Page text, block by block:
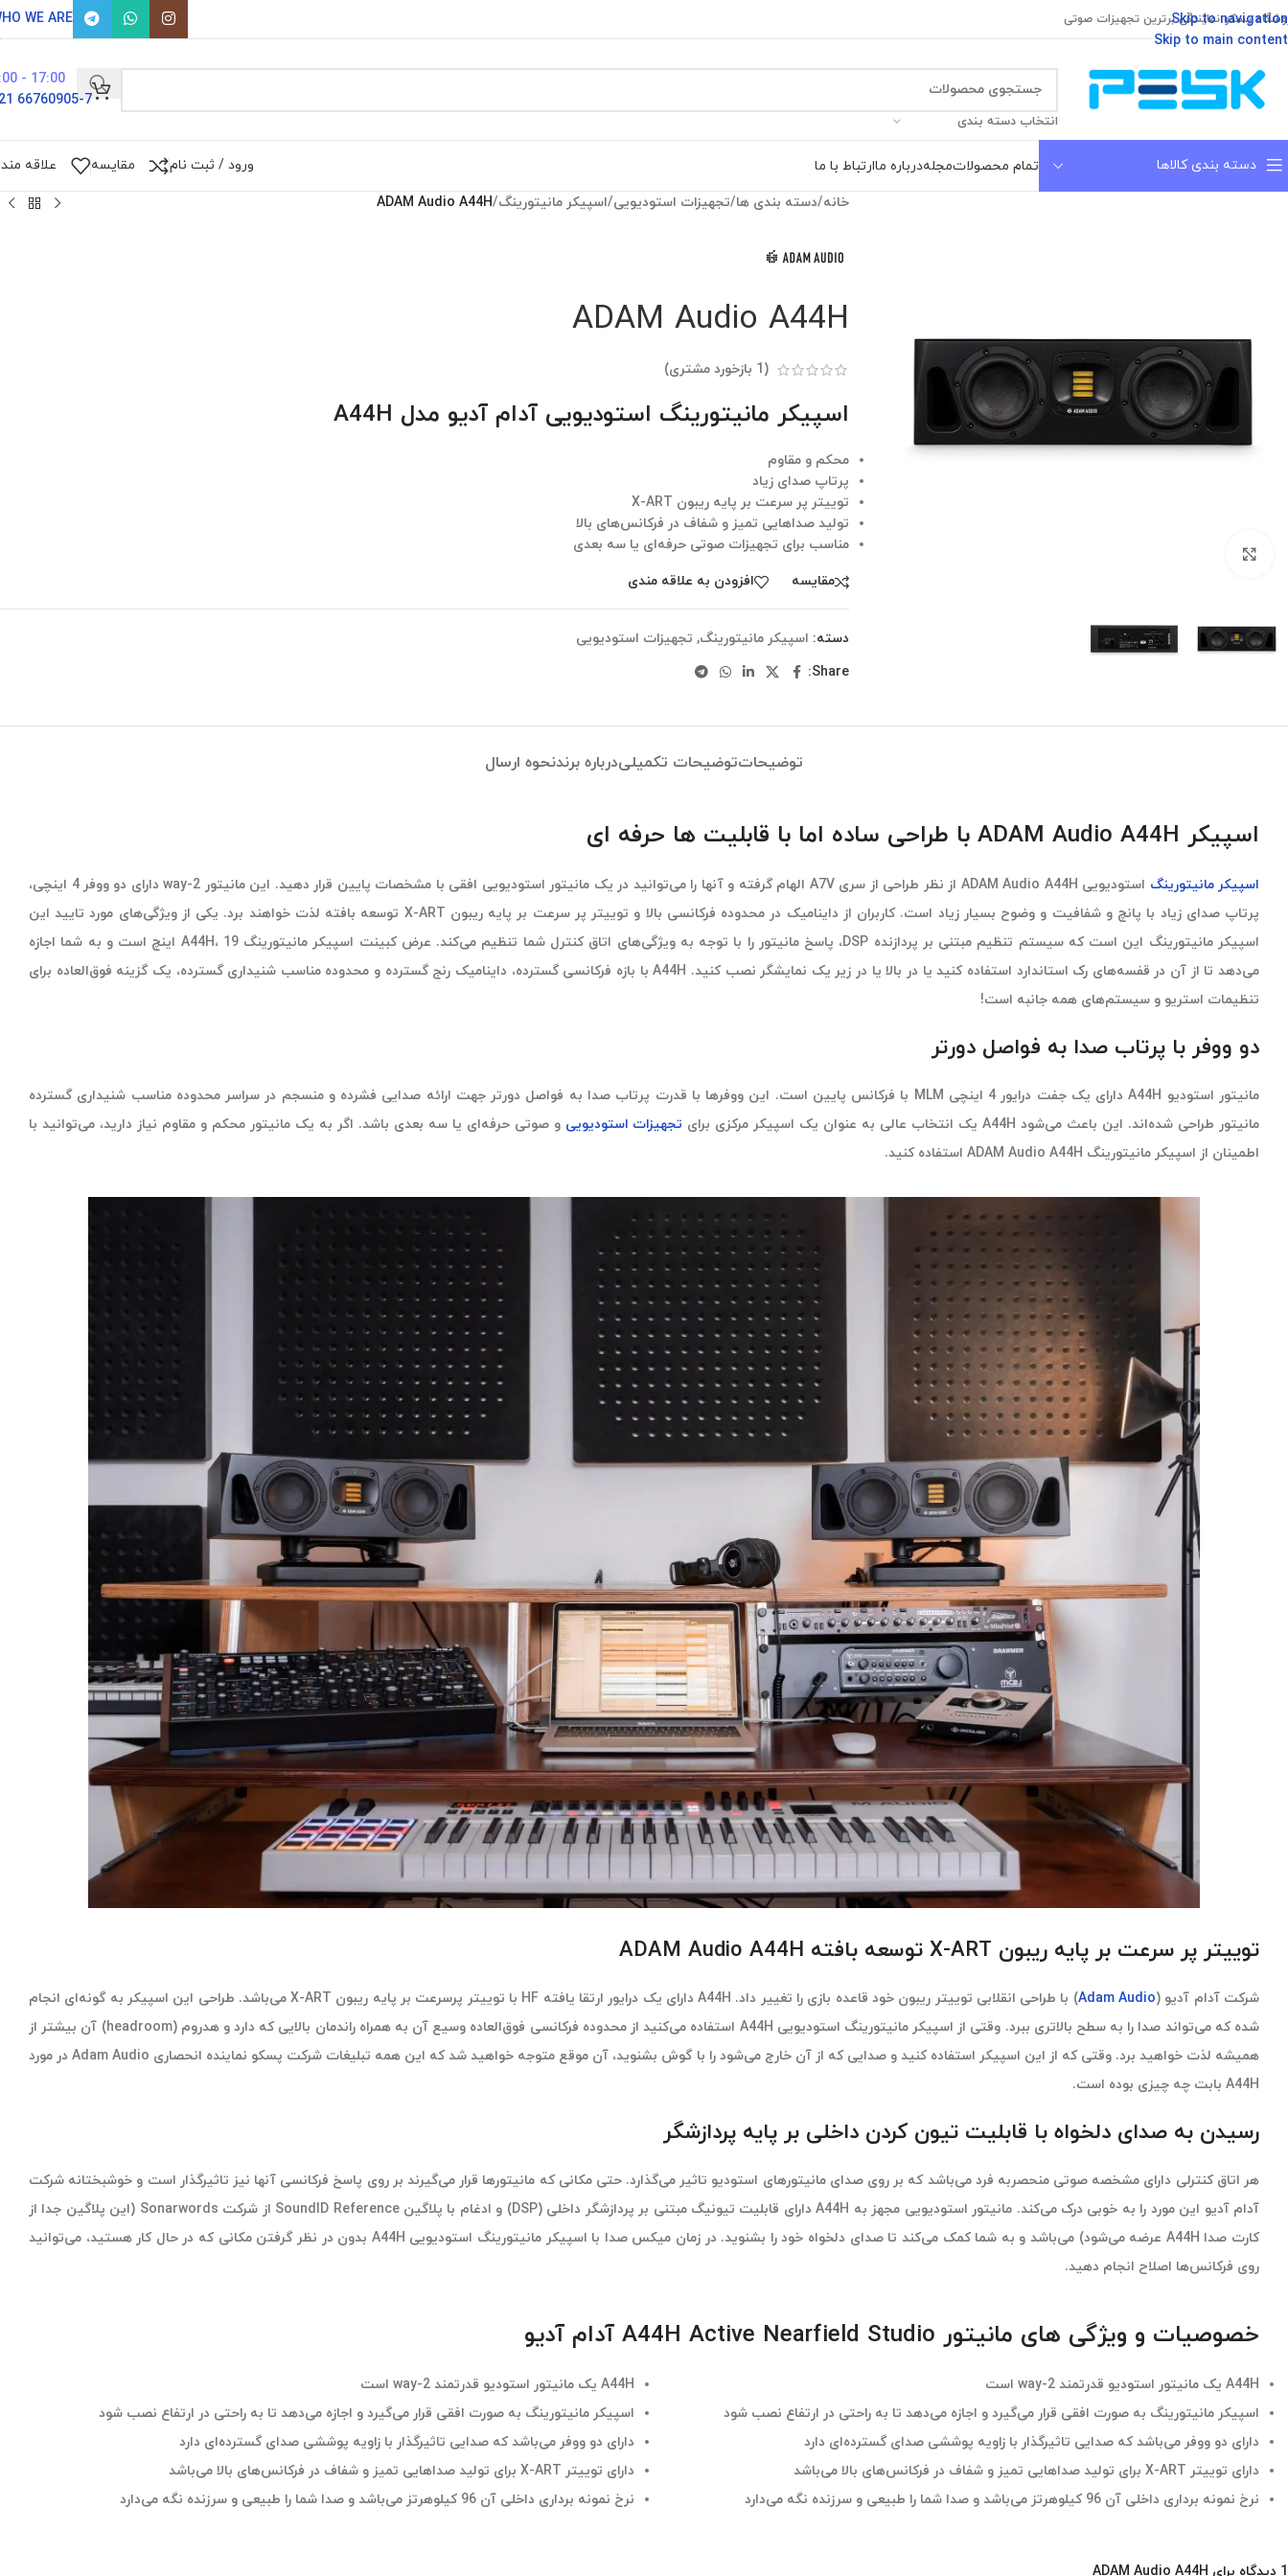
Skip to navigation
Skip to main content
پسکو نمایندگی برترین تجهیزات صوتی WE ARE
انتخاب دسته بندی
17:00 - 9:00
66760905-7 021
دسته بندی کالاها تمام محصولاتمجلهدرباره ماارتباط با ما ورود / ثبت نام مقایسه علاقه
خانه/دسته بندی ها/تجهیزات استودیویی/اسپیکر مانیتورینگ/
ADAM Audio A44H
ADAM Audio A44H
(
1 بازخورد مشتری)
اسپیکر مانیتورینگ استودیویی آدام آدیو مدل A44H
محکم و مقاوم
پرتاپ صدای زیاد
توییتر پر سرعت بر پایه ریبون X-ART
تولید صداهایی تمیز و شفاف در فرکانس‌های بالا
مناسب برای تجهیزات صوتی حرفه‌ای یا سه بعدی
مقایسه افزودن به علاقه مندی
دسته: اسپیکر مانیتورینگ, تجهیزات استودیویی
Share:
توضیحاتتوضیحات تکمیلیدرباره برندنحوه ارسال
اسپیکر ADAM Audio A44H با طراحی ساده اما با قابلیت ها حرفه ای
اسپیکر مانیتورینگ
استودیویی ADAM Audio A44H از نظر طراحی از سری A7V الهام گرفته و آنها را می‌توانید در یک مانیتور استودیویی افقی با مشخصات پایین قرار دهید. این مانیتور 2-way دارای دو ووفر 4 اینچی،
پرتاپ صدای زیاد با پانچ و شفافیت و وضوح بسیار زیاد است. کاربران از داینامیک در محدوده فرکانسی بالا و توییتر پر سرعت بر پایه ریبون X-ART توسعه بافته لذت خواهند برد. یکی از ویژگی‌های مورد تایید این
اسپیکر مانیتورینگ این است که سیستم تنظیم مبتنی بر پردازنده DSP، پاسخ مانیتور را با توجه به ویژگی‌های اتاق کنترل شما تنظیم می‌کند. عرض کبینت اسپیکر مانیتورینگ A44H، 19 اینچ است و به شما اجازه
می‌دهد تا از آن در قفسه‌های رک استاندارد استفاده کنید یا در بالا یا در زیر یک نمایشگر نصب کنید. A44H با بازه فرکانسی گسترده، داینامیک رنج گسترده و محدوده مناسب شنیداری گسترده، یک گزینه فوق‌العاده برای
تنظیمات استریو و سیستم‌های همه جانبه است!
دو ووفر با پرتاب صدا به فواصل دورتر
مانیتور استودیو A44H دارای یک جفت درایور 4 اینچی MLM با فرکانس پایین است. این ووفرها با قدرت پرتاب صدا به فواصل دورتر جهت ارائه صدایی فشرده و منسجم در سراسر محدوده مناسب شنیداری گسترده
مانیتور طراحی شده‌اند. این باعث می‌شود A44H یک انتخاب عالی به عنوان یک اسپیکر مرکزی برای
تجهیزات استودیویی و صوتی حرفه‌ای یا سه بعدی باشد. اگر به یک مانیتور محکم و مقاوم نیاز دارید، می‌توانید با
اطمینان از اسپیکر مانیتورینگ ADAM Audio A44H استفاده کنید.
توییتر پر سرعت بر پایه ریبون X-ART توسعه بافته ADAM Audio A44H
شرکت آدام آدیو (Adam Audio
) با طراحی انقلابی توییتر ریبون خود قاعده بازی را تغییر داد. A44H دارای یک درایور ارتقا یافته HF با توییتر پرسرعت بر پایه ریبون X-ART می‌باشد. طراحی این اسپیکر به گونه‌ای انجام
شده که می‌تواند صدا را به سطح بالاتری ببرد. وقتی از اسپیکر مانیتورینگ استودیویی A44H استفاده می‌کنید از محدوده فرکانسی فوق‌العاده وسیع آن به همراه راندمان بالایی که دارد و هدروم (headroom) آن بیشتر از
همیشه لذت خواهید برد. وقتی که از این اسپیکر استفاده کنید و صدایی که از آن خارج می‌شود را با گوش بشنوید، آن موقع متوجه خواهید شد که این همه تبلیغات شرکت پسکو نماینده انحصاری Adam Audio در مورد
A44H بابت چه چیزی بوده است.
رسیدن به صدای دلخواه با قابلیت تیون کردن داخلی بر پایه پردازشگر
هر اتاق کنترلی دارای مشخصه صوتی منحصربه فرد می‌باشد که بر روی صدای مانیتورهای استودیو تاثیر می‌گذارد. حتی مکانی که مانیتورها قرار می‌گیرند بر روی پاسخ فرکانسی آنها نیز تاثیرگذار است و خوشبختانه شرکت
آدام آدیو این مورد را به خوبی درک می‌کند. مانیتور استودیویی مجهز به A44H دارای قابلیت تیونیگ مبتنی بر پردازشگر داخلی (DSP) و ادغام با پلاگین SoundID Reference از شرکت Sonarwords (این پلاگین جدا از
کارت صدا A44H عرضه می‌شود) می‌باشد و به شما کمک می‌کند تا صدای دلخواه خود را بشنوید. در زمان میکس صدا با اسپیکر مانیتورینگ استودیویی A44H بدون در نظر گرفتن مکانی که در حال کار هستید، می‌توانید
روی فرکانس‌ها اصلاح انجام دهید.
خصوصیات و ویژگی های مانیتور A44H Active Nearfield Studio آدام آدیو
A44H یک مانیتور استودیو قدرتمند 2-way است
اسپیکر مانیتورینگ به صورت افقی قرار می‌گیرد و اجازه می‌دهد تا به راحتی در ارتفاع نصب شود
دارای دو ووفر می‌باشد که صدایی تاثیرگذار با زاویه پوششی صدای گسترده‌ای دارد
دارای توییتر X-ART برای تولید صداهایی تمیز و شفاف در فرکانس‌های بالا می‌باشد
نرخ نمونه برداری داخلی آن 96 کیلوهرتز می‌باشد و صدا شما را طبیعی و سرزنده نگه می‌دارد
A44H یک مانیتور استودیو قدرتمند 2-way است
اسپیکر مانیتورینگ به صورت افقی قرار می‌گیرد و اجازه می‌دهد تا به راحتی در ارتفاع نصب شود
دارای دو ووفر می‌باشد که صدایی تاثیرگذار با زاویه پوششی صدای گسترده‌ای دارد
دارای توییتر X-ART برای تولید صداهایی تمیز و شفاف در فرکانس‌های بالا می‌باشد
نرخ نمونه برداری داخلی آن 96 کیلوهرتز می‌باشد و صدا شما را طبیعی و سرزنده نگه می‌دارد
1 دیدگاه برای ADAM Audio A44H